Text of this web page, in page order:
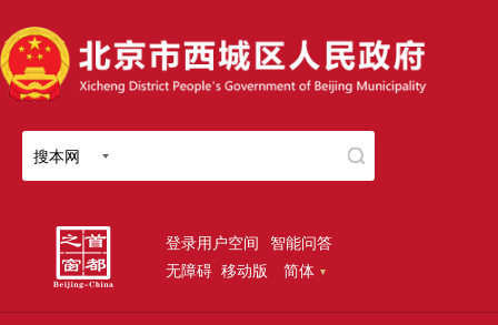
搜本网
登录用户空间 智能问答
无障碍 移动版 简体